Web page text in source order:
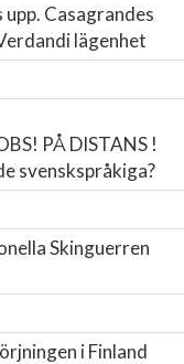
Casagrandes
lägenhet
PÅ DISTANS !
svenskspråkiga?
Skinguerren
i Finland